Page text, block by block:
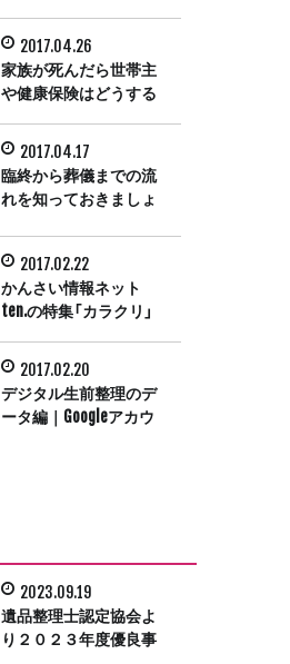
2017.04.26
家族が死んだら世帯主
や健康保険はどうする
ガイド③
2017.04.17
臨終から葬儀までの流
れを知っておきましょ
ガイド①
2017.02.22
かんさい情報ネット
ten.の特集「カラクリ」
力しました
2017.02.20
デジタル生前整理のデ
ータ編｜Googleアカウ
2023.09.19
遺品整理士認定協会よ
り２０２３年度優良事